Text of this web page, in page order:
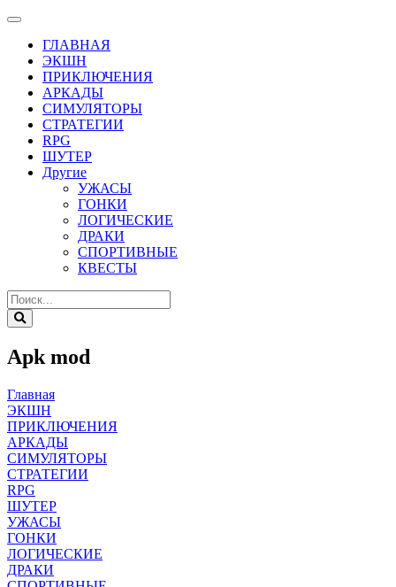
ГЛАВНАЯ
ЭКШН
ПРИКЛЮЧЕНИЯ
АРКАДЫ
СИМУЛЯТОРЫ
СТРАТЕГИИ
RPG
ШУТЕР
Другие
УЖАСЫ
ГОНКИ
ЛОГИЧЕСКИЕ
ДРАКИ
СПОРТИВНЫЕ
КВЕСТЫ
Apk mod
Главная
ЭКШН
ПРИКЛЮЧЕНИЯ
АРКАДЫ
СИМУЛЯТОРЫ
СТРАТЕГИИ
RPG
ШУТЕР
УЖАСЫ
ГОНКИ
ЛОГИЧЕСКИЕ
ДРАКИ